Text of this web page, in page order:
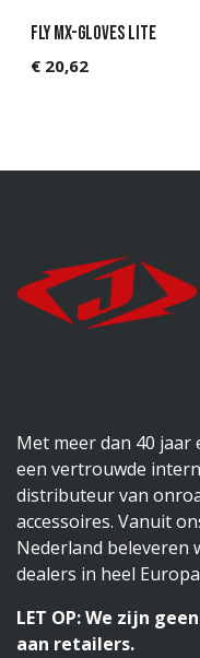
Fly MX-Gloves Lite
€ 20,62
Met meer dan 40 jaar
een vertrouwde
distributeur van
accessoires. Vanuit
Nederland beleveren
dealers in heel
LET OP: We zijn
aan retailers.